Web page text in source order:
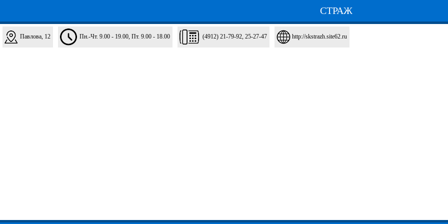
СТРАЖ
Павлова, 12 Пн.-Чт. 9.00 - 19.00, Пт. 9.00 - 18.00 (4912) 21-79-92, 25-27-47 http://skstrazh.site62.ru